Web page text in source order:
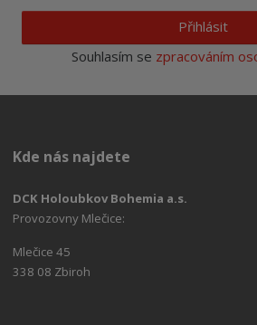
Přihlásit
Souhlasím se zpracováním
Kde nás najdete
DCK Holoubkov Bohemia a.s.
Provozovny Mlečice:
Mlečice 45
338 08 Zbiroh